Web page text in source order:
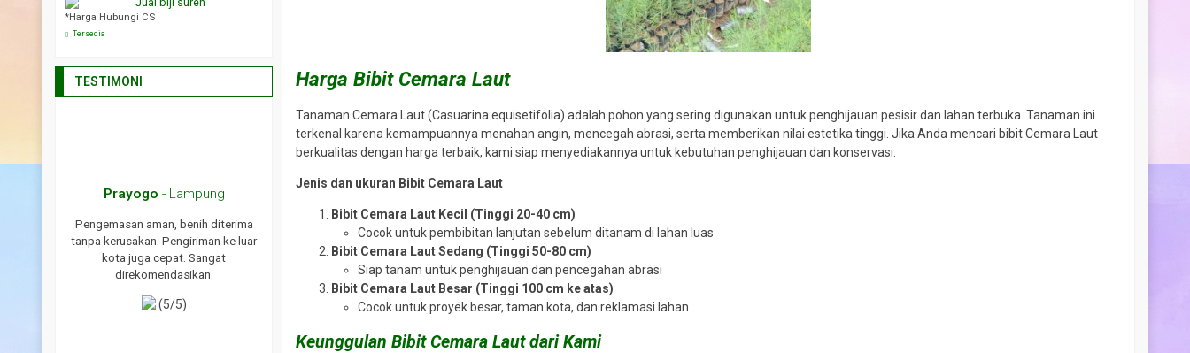
Harga Bibit Cemara Laut
Tanaman Cemara Laut (Casuarina equisetifolia) adalah pohon yang sering digunakan untuk penghijauan pesisir dan lahan terbuka. Tanaman ini
terkenal karena kemampuannya menahan angin, mencegah abrasi, serta memberikan nilai estetika tinggi. Jika Anda mencari bibit Cemara Laut
berkualitas dengan harga terbaik, kami siap menyediakannya untuk kebutuhan penghijauan dan konservasi.
Jenis dan ukuran Bibit Cemara Laut
Bibit Cemara Laut Kecil (Tinggi 20-40 cm)
Cocok untuk pembibitan lanjutan sebelum ditanam di lahan luas
Bibit Cemara Laut Sedang (Tinggi 50-80 cm)
Siap tanam untuk penghijauan dan pencegahan abrasi
Bibit Cemara Laut Besar (Tinggi 100 cm ke atas)
Cocok untuk proyek besar, taman kota, dan reklamasi lahan
Keunggulan Bibit Cemara Laut dari Kami
*Harga Hubungi CS
Tersedia
*Harga Hubungi CS
Tersedia
TESTIMONI
Prayogo - Lampung
Pengemasan aman, benih diterima
tanpa kerusakan. Pengiriman ke luar
kota juga cepat. Sangat
direkomendasikan.
(5/5)
Saya sudah beberapa kali membeli
benih di toko ini dan hasilnya selalu
memuaskan. Benih cepat
berkecambah dan tanaman tumbuh
sehat. Pengiriman juga selalu rapi dan
tepat waktu. Sangat
Pelayanan pelanggan sangat ramah
dan informatif. Saya sempat bingung
memilih varietas sayuran untuk lahan
kecil, tetapi tim toko memberikan
saran yang tepat. Benihnya berkualitas
premium. Pasti repeat order!
(5/5)
Pengemasan sangat aman dan setiap
kemasan benih diberi petunjuk tanam